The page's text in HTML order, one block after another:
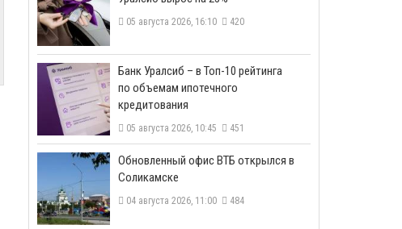
05 августа 2026, 16:10 420
​Банк Уралсиб – в Топ-10 рейтинга
по объемам ипотечного
кредитования
05 августа 2026, 10:45 451
​Обновленный офис ВТБ открылся в
Соликамске
04 августа 2026, 11:00 484